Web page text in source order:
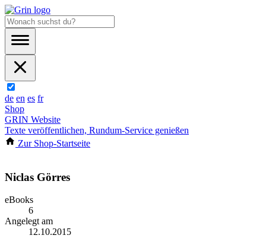
de en es fr
Shop
GRIN Website
Texte veröffentlichen, Rundum-Service genießen
Zur Shop-Startseite
Niclas Görres
eBooks
6
Angelegt am
12.10.2015